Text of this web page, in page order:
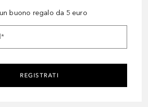
buono regalo da 5 euro
*
REGISTRATI